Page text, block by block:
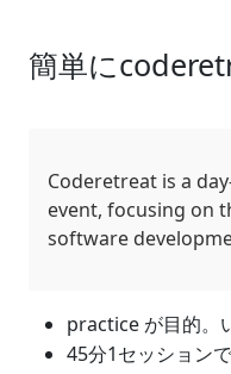
簡単に
Coderetreat is a
event, focusing on
software
practice が目的。
45分1セッション